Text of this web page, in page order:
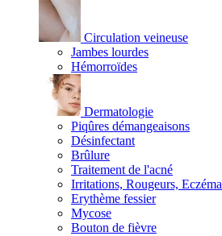
Circulation veineuse
Jambes lourdes
Hémorroïdes
Dermatologie
Piqûres démangeaisons
Désinfectant
Brûlure
Traitement de l'acné
Irritations, Rougeurs, Eczéma
Erythème fessier
Mycose
Bouton de fièvre